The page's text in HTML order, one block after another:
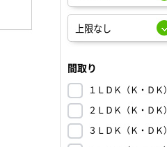
間取り
１ＬＤＫ（Ｋ・ＤＫ）
２ＬＤＫ（Ｋ・ＤＫ）
３ＬＤＫ（Ｋ・ＤＫ）